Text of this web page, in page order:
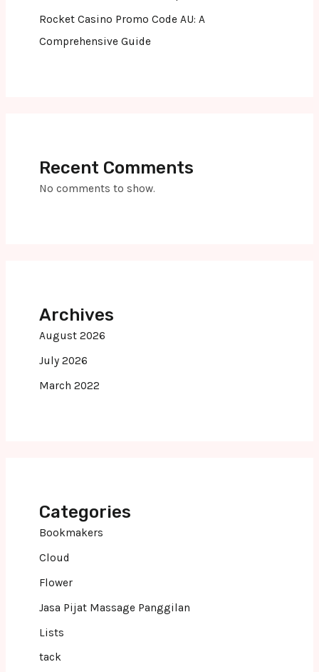
Rocket Casino Promo Code AU: A
Comprehensive Guide
Recent Comments
No comments to show.
Archives
August 2026
July 2026
March 2022
Categories
Bookmakers
Cloud
Flower
Jasa Pijat Massage Panggilan
Lists
tack